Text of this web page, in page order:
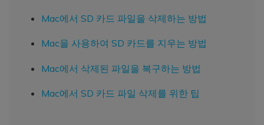
Mac에서 SD 카드 파일을 삭제하는 방법
Mac을 사용하여 SD 카드를 지우는 방법
Mac에서 삭제된 파일을 복구하는 방법
Mac에서 SD 카드 파일 삭제를 위한 팁